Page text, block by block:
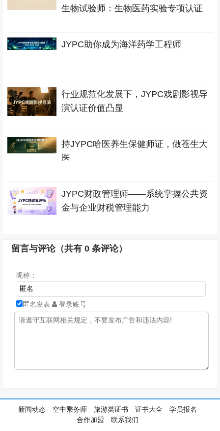
生物试验师：生物医药实验专项认证
JYPC助你成为海洋药学工程师
行业规范化发展下，JYPC戏剧影视导
演认证价值凸显
持JYPC哈医养生保健师证，做苍生大
医
JYPC财政管理师——系统掌握公共资
金与企业财税管理能力
留言与评论（共有0 条评论）
昵称：
匿名发表 登录账号
新闻动态 空中乘务师 旅游类证书 证书大全
学员报名
合作加盟
联系我们